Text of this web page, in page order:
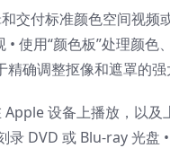
交付标准颜色空间视
• 使用“颜色板”处理颜
精确调整抠像和遮罩的
设备上播放，以
录 DVD 或 Blu-ray 光盘